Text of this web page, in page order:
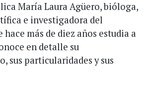
María Laura Agüero, bióloga,
e investigadora del
hace más de diez años estudia a
en detalle su
sus particularidades y sus